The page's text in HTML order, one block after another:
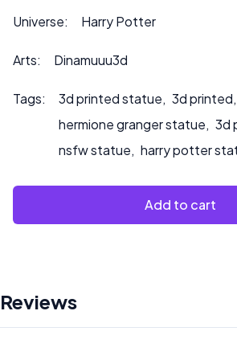
Bitte kontaktieren Sie uns unter ***
info@sultry3dprints.com
oder wenn Sie möchten, dass wir das
Universe: Harry Potter
Arts: Dinamuuu3d
Tags: 3d printed statue, 3d printed,
hermione granger statue, 3d
nsfw statue, harry potter
Add to cart
Reviews